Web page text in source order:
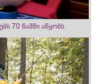
70 წამში აწყობს